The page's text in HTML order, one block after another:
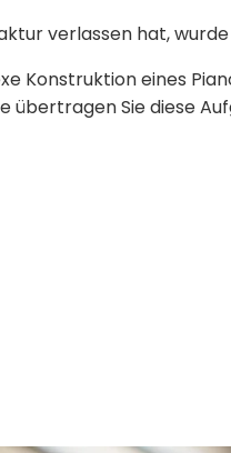
verlassen hat,
Konstruktion eines
übertragen Sie diese